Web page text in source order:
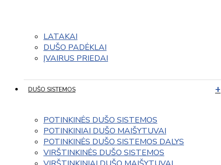
LATAKAI
DUŠO PADĖKLAI
ĮVAIRUS PRIEDAI
DUŠO SISTEMOS
POTINKINĖS DUŠO SISTEMOS
POTINKINIAI DUŠO MAIŠYTUVAI
POTINKINĖS DUŠO SISTEMOS DALYS
VIRŠTINKINĖS DUŠO SISTEMOS